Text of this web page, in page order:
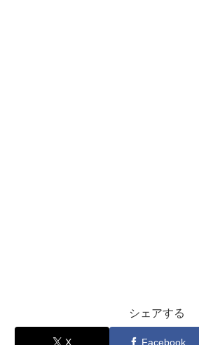
シェアする
X Facebook